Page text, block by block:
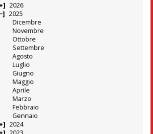
2026
2025
Dicembre
Novembre
Ottobre
Settembre
Agosto
Luglio
Giugno
Maggio
Aprile
Marzo
Febbraio
Gennaio
2024